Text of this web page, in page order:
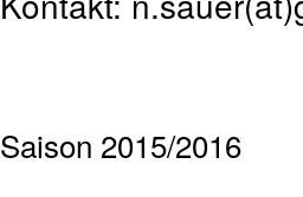
Saison 2015/2016